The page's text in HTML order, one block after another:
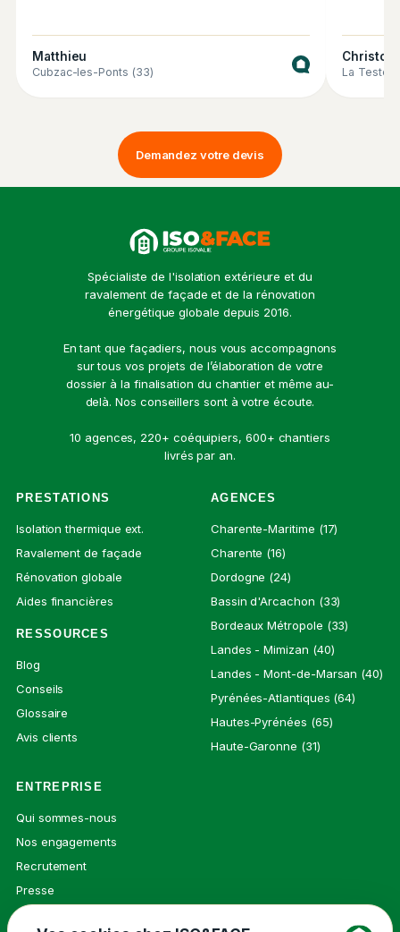
Matthieu
Cubzac-les-Ponts (33) La Teste-
Demandez votre devis
Spécialiste de l'isolation extérieure et du
ravalement de façade et de la rénovation
énergétique globale depuis 2016.
En tant que façadiers, nous vous accompagnons
sur tous vos projets de l’élaboration de votre
dossier à la finalisation du chantier et même au-
delà. Nos conseillers sont à votre écoute.
10 agences, 220+ coéquipiers, 600+ chantiers
livrés par an.
PRESTATIONS
Isolation thermique ext.
Ravalement de façade
Rénovation globale
Aides financières
RESSOURCES
Blog
Conseils
Glossaire
Avis clients
AGENCES
Charente-Maritime (17)
Charente (16)
Dordogne (24)
Bassin d'Arcachon (33)
Bordeaux Métropole (33)
Landes - Mimizan (40)
Landes - Mont-de-Marsan (40)
Pyrénées-Atlantiques (64)
Hautes-Pyrénées (65)
Haute-Garonne (31)
ENTREPRISE
Qui sommes-nous
Nos engagements
Recrutement
Presse
Contact